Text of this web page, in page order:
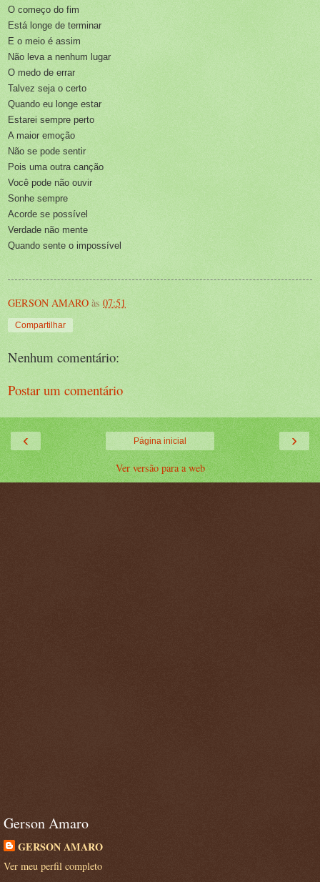
O começo do fim
Está longe de terminar
E o meio é assim
Não leva a nenhum lugar
O medo de errar
Talvez seja o certo
Quando eu longe estar
Estarei sempre perto
A maior emoção
Não se pode sentir
Pois uma outra canção
Você pode não ouvir
Sonhe sempre
Acorde se possível
Verdade não mente
Quando sente o impossível
GERSON AMARO às 07:51
Compartilhar
Nenhum comentário:
Postar um comentário
‹ ›
Página inicial
Ver versão para a web
Gerson Amaro
GERSON AMARO
Ver meu perfil completo